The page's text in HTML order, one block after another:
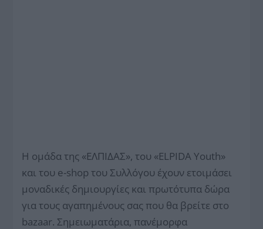
Η ομάδα της «ΕΛΠΙΔΑΣ», του «ELPIDA Youth»
και του e-shop του Συλλόγου έχουν ετοιμάσει
μοναδικές δημιουργίες και πρωτότυπα δώρα
για τους αγαπημένους σας που θα βρείτε στο
bazaar. Σημειωματάρια, πανέμορφα